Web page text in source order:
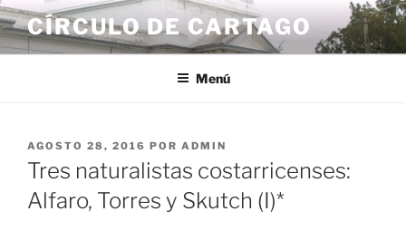
Saltar
al
contenido
CÍRCULO DE CARTAGO
Menú
PUBLICADO
EL
AGOSTO 28, 2016 POR ADMIN
Tres naturalistas costarricenses:
Alfaro, Torres y Skutch (I)*